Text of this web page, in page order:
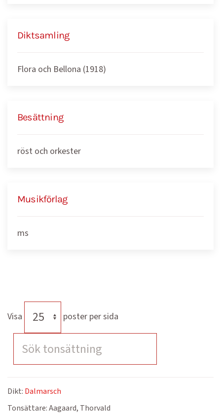
Diktsamling
Flora och Bellona (1918)
Besättning
röst och orkester
Musikförlag
ms
Visa poster per sida
Dikt: Dalmarsch
Tonsättare:Aagaard, Thorvald